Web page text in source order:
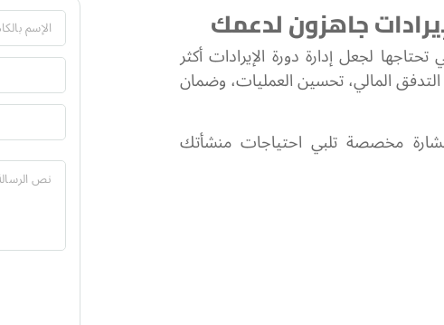
جاهزون لدعمك
لجعل إدارة دورة الإيرادات أكثر
التدفق المالي، تحسين العمليات، وضمان
مخصصة تلبي احتياجات منشأتك